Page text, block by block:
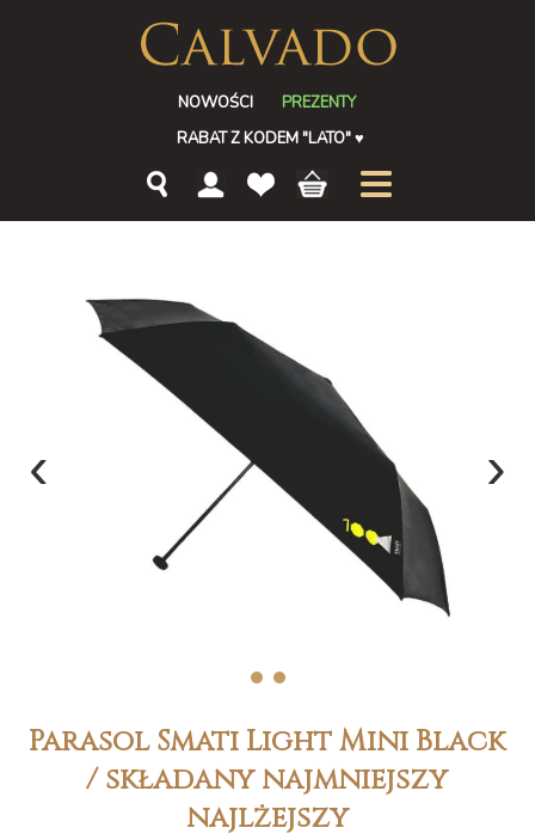
NOWOŚCI
PREZENTY
RABAT Z KODEM "LATO"♥
‹ ›
1 2
Parasol Smati Light Mini Black
/ składany najmniejszy
najlżejszy